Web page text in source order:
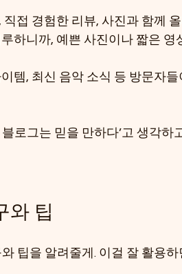
접 경험한 리뷰, 사진과 함께
하니까, 예쁜 사진이나 짧은 영
템, 최신 음악 소식 등 방문자
로그는 믿을 만하다’고 생각하
와 팁
팁을 알려줄게. 이걸 잘 활용하